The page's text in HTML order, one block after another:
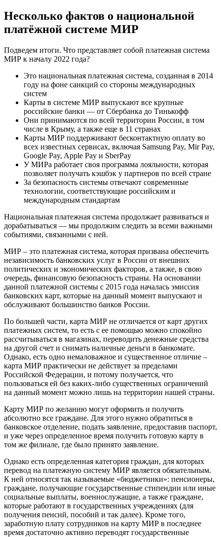
Несколько фактов о национальной
платёжной системе МИР
Подведем итоги. Что представляет собой платежная система
МИР к началу 2022 года?
Это национальная платежная система, созданная в 2014
году на фоне санкций со стороны международных
систем
Карты в системе МИР выпускают все крупные
российские банки — от Сбербанка до Тинькофф
Они принимаются по всей территории России, в том
числе в Крыму, а также еще в 11 странах
Карты МИР поддерживают бесконтактную оплату во
всех известных сервисах, включая Samsung Pay, Mir Pay,
Google Pay, Apple Pay и SberPay
У МИРа работает своя программа лояльности, которая
позволяет получать кэшбэк у партнеров по всей стране
За безопасность системы отвечают современные
технологии, соответствующие российским и
международным стандартам
Национальная платежная система продолжает развиваться и
дорабатываться — мы продолжим следить за всеми важными
событиями, связанными с ней.
МИР – это платежная система, которая призвана обеспечить
независимость банковских услуг в России от внешних
политических и экономических факторов, а также, в свою
очередь, финансовую безопасность страны. На основании
данной платежной системы с 2015 года началась эмиссия
банковских карт, которые на данный момент выпускают и
обслуживают большинство банков России.
По большей части, карта МИР не отличается от карт других
платежных систем, то есть с ее помощью можно спокойно
рассчитываться в магазинах, переводить денежные средства
на другой счет и снимать наличные деньги в банкомате.
Однако, есть одно немаловажное и существенное отличие –
карта МИР практически не действует за пределами
Российской Федерации, и потому получается, что
пользоваться ей без каких-либо существенных ограничений
на данный момент можно лишь на территории нашей страны.
Карту МИР по желанию могут оформить и получить
абсолютно все граждане. Для этого нужно обратиться в
банковское отделение, подать заявление, предоставив паспорт,
и уже через определенное время получить готовую карту в
том же филиале, где было принято заявление.
Однако есть определенная категория граждан, для которых
перевод на платежную систему МИР является обязательным.
К ней относятся так называемые «бюджетники»: пенсионеры,
граждане, получающие государственные стипендии или иные
социальные выплаты, военнослужащие, а также граждане,
которые работают в государственных учреждениях (для
получения пенсий, пособий и так далее). Кроме того,
заработную плату сотрудников на карту МИР в последнее
время достаточно активно переводят государственные